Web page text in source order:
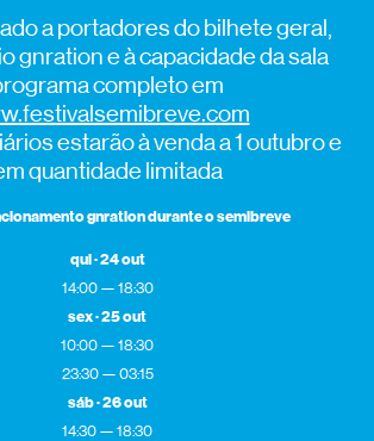
a portadores do bilhete geral,
gnration e à capacidade da sala
completo em
estarão à venda a 1 outubro e
quantidade limitada
gnration durante o semibreve
qui · 24 out
14:00 — 18:30
sex · 25 out
10:00 — 18:30
23:30 — 03:15
sáb · 26 out
14:30 — 18:30